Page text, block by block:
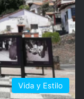
Vida y Estilo